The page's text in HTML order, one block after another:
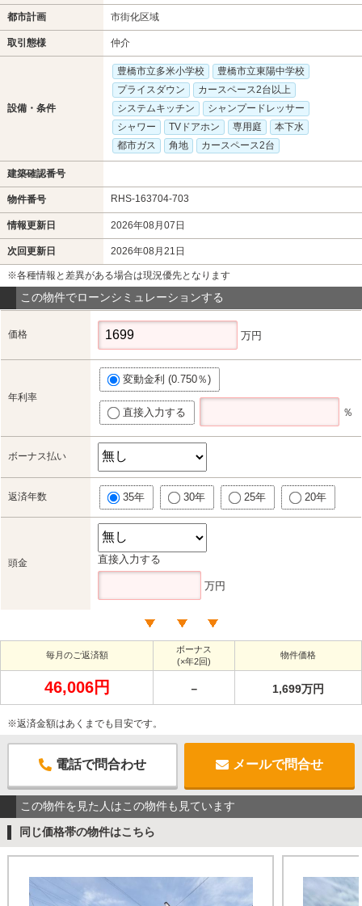
都市計画 市街化区域
取引態様 仲介
設備・条件
豊橋市立多米小学校
豊橋市立東陽中学校
プライスダウン
カースペース2台以上
システムキッチン
シャンプードレッサー
シャワー
TVドアホン 専用庭
本下水
都市ガス
角地 カースペース2台
建築確認番号
物件番号 RHS-163704-703
情報更新日 2026年08月07日
次回更新日 2026年08月21日
※各種情報と差異がある場合は現況優先となります
この物件でローンシミュレーションする
価格 万円
年利率
変動金利 (0.750％)
直接入力する ％
ボーナス払い
返済年数 35年 30年 25年 20年
頭金 直接入力する
万円
毎月のご返済額
ボーナス
(×年2回)
物件価格
46,006円 － 1,699万円
※返済金額はあくまでも目安です。
電話で問合わせ メールで問合せ
この物件を見た人はこの物件も見ています
同じ価格帯の物件はこちら